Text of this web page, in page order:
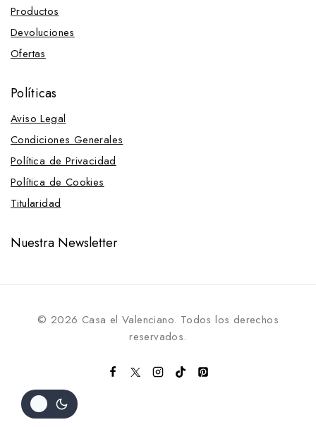
Productos
Devoluciones
Ofertas
Políticas
Aviso Legal
Condiciones Generales
Política de Privacidad
Política de Cookies
Titularidad
Nuestra Newsletter
© 2026 Casa el Valenciano. Todos los derechos
reservados.